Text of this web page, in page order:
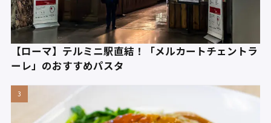
【ローマ】テルミニ駅直結！「メルカートチェントラ
ーレ」のおすすめパスタ